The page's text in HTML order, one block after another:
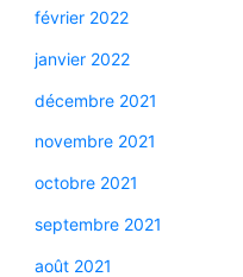
février 2022
janvier 2022
décembre 2021
novembre 2021
octobre 2021
septembre 2021
août 2021